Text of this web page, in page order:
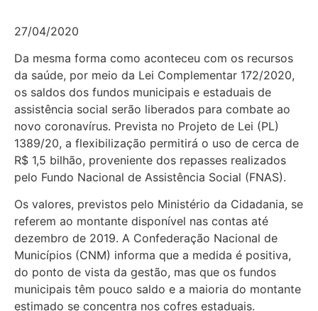
27/04/2020
Da mesma forma como aconteceu com os recursos
da saúde, por meio da Lei Complementar 172/2020,
os saldos dos fundos municipais e estaduais de
assistência social serão liberados para combate ao
novo coronavírus. Prevista no Projeto de Lei (PL)
1389/20, a flexibilização permitirá o uso de cerca de
R$ 1,5 bilhão, proveniente dos repasses realizados
pelo Fundo Nacional de Assistência Social (FNAS).
Os valores, previstos pelo Ministério da Cidadania, se
referem ao montante disponível nas contas até
dezembro de 2019. A Confederação Nacional de
Municípios (CNM) informa que a medida é positiva,
do ponto de vista da gestão, mas que os fundos
municipais têm pouco saldo e a maioria do montante
estimado se concentra nos cofres estaduais.